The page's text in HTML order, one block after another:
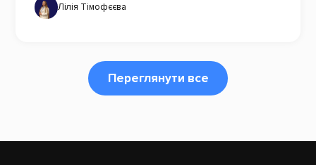
Лілія Тімофєєва
Переглянути все